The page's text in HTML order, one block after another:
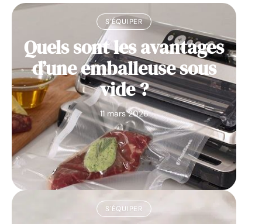
S'ÉQUIPER
Quels sont les avantages
d’une emballeuse sous
vide ?
11 mars 2026
S'ÉQUIPER